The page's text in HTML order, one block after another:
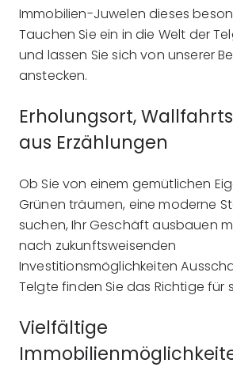
Immobilien-Juwelen dieses
Tauchen Sie ein in die Welt der
und lassen Sie sich von unserer
anstecken.
Erholungsort,
aus Erzählungen
Ob Sie von einem gemütlichen
Grünen träumen, eine moderne
suchen, Ihr Geschäft ausbauen
nach zukunftsweisenden
Investitionsmöglichkeiten
Telgte finden Sie das Richtige für
Vielfältige